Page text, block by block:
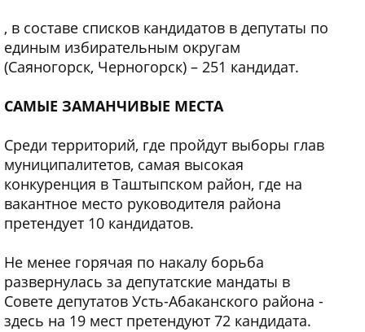
, в составе списков кандидатов в депутаты по
единым избирательным округам
(Саяногорск, Черногорск) – 251 кандидат.
САМЫЕ ЗАМАНЧИВЫЕ МЕСТА
Среди территорий, где пройдут выборы глав
муниципалитетов, самая высокая
конкуренция в Таштыпском район, где на
вакантное место руководителя района
претендует 10 кандидатов.
Не менее горячая по накалу борьба
развернулась за депутатские мандаты в
Совете депутатов Усть-Абаканского района -
здесь на 19 мест претендуют 72 кандидата.